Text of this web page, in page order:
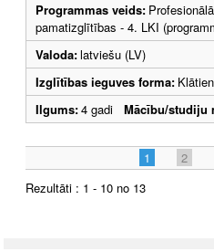
Programmas veids:
pamatizglītības - 4. LKI
Valoda:latviešu (LV)
Izglītības ieguves forma:
Ilgums:4 gadi Mācību/studiju
1 2
Rezultāti : 1 - 10 no 13